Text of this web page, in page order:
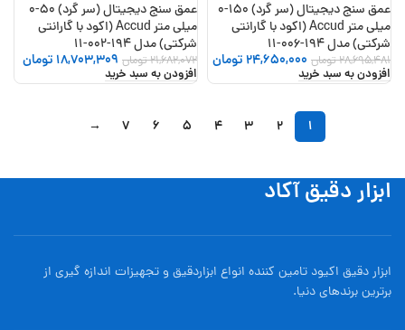
-14%
عمق سنج دیجیتال (سر گرد) 150-0
میلی متر Accud (اکود با گارانتی
شرکتی) مدل 194-006-11
28,695,481تومان 24,650,000تومان
افزودن به سبد خرید
-14%
عمق سنج دیجیتال (سر گرد) 50-0
میلی متر Accud (اکود با گارانتی
شرکتی) مدل 194-002-11
21,682,072تومان 18,703,309 تومان
افزودن به سبد خرید
1
2
3
4
5
6
7
→
ابزار دقیق آکاد
ابزار دقیق اکیود تامین کننده انواع ابزاردقيق و تجهيزات اندازه گیری از
برترین برندهای دنیا.